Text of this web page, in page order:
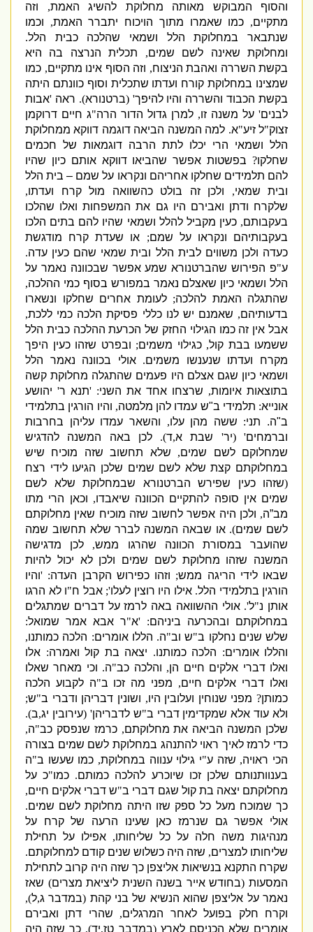
והסוף המבוקש מאותה מחלוקת להשיג האמת,וזה
מתקיים,כמו שאמרו מתוך הויכוח יתברר האמת,וכמו
שנתבאר במחלוקת הלל ושמאי שהלכה כבית הלל.
ומחלוקת שאינה לשם שמים,תכלית הנרצה בה היא
בקשת השררה ואהבת הניצוח,וזה הסוף אינו מתקיים,כמו
שמצינו במחלוקת קורח ועדתו שתכלית וסוף כוונתם היתה
בקשת הכבוד והשררה והיו להיפך' (ברטנורא).ראה'אבות
לבנים'על משנה זו ,למרן גדול הדור הרה"ג חיים דרוקמן
זצוק"ל זיע"א.למה המשנה הביאה דוגמה דווקא ממחלוקת
הלל ושמאי הרי יכלו לתת הרבה דוגמאות של חכמים
שחלקו?בפשטות אפשר שהביאו דווקא אותם כיון שהיו
להם תלמידים שחלקו אחריהם ונקראו על שמם – בית הלל
ובית שמאי,ולכן זה בולט כהשוואה מול קרח ועדתו,
שלקרח ודתן ואבירם היו גם את המשפחות ואלו שהלכו
בעקבותם,כעין מקביל להלל ושמאי שהיו להם בתים הלכו
בעקבותיהם ונקראו על שמם;או שעדת קרח מודגשת
כעדה ולכן משווים לבית הלל ובית שמאי שהם כעין עדה.
"פ הפירוש שהברטנורא שמע אפשר שבכוונה נאמר על
הלל ושמאי כיון שאצלם נאמר במפורש בסוף כמי ההלכה,
שהתגלה האמת להלכה;לעומת אחרים שחלקו ונשארו
בדעותיהם,שאמנם יש לנו כללי פסיקת הלכה כמי ללכת,
אבל אין זה כמו הגילוי החזק של הכרעת ההלכה כבית הלל
ששמעו בבת קול,כגילוי משמים;ובפרט שזהו כעין היפך
מקרח ועדתו שנענשו משמים.אולי בכוונה נאמר הלל
ושמאי כיון שגם אצלם היו פעמים שהתגלה מחלוקת קשה
בתוצאות איומות,שרצחו אחד את השני: 'תנא ר
יהושע
אונייא:תלמידי ב "ש עמדו להן מלמטה,והיו הורגין בתלמידי
ה.תני:ששה מהן עלו,והשאר עמדו עליהן בחרבות
וברמחים' ( יר'שבת א ד).לכן באה המשנה להדגיש
שמחלוקם לשם שמים,שלא תחשוב שזה מוכיח שיש
במחלוקתם קצת שלא לשם שמים שלכן הגיעו לידי רצח
שזהו כעין שפירש הברטנורא שבמחלוקת שלא לשם
שמים אין סופה להתקיים הכוונה שיאבדו,וכאן הרי מתו
מב”ה,ולכן היה אפשר לחשוב שזה מוכיח שאין מחלוקתם
לשם שמים).או שבאה המשנה לברר שלא תחשוב שמה
שהועבר במסורת הכוונה שהרגו ממש,לכן מדגישה
המשנה שזהו מחלוקת לשם שמים ולכן לא יכול להיות
שבאו לידי הריגה ממש;וזהו כפירוש הקרבן העדה: 'והיו
הורגין בתלמידי הלל.אילו היו רוצין לעלו';אבל ח "ו לא הרגו
אותן נ" ל'.אולי ההשוואה באה לרמז על דברים שמתגלים
במחלוקתם ובהכרעה ביניהם: 'א "ר אבא אמר שמואל:
שלש שנים נחלקו ב "ש וב "ה.הללו אומרים:הלכה כמותנו,
והללו אומרים:הלכה כמותנו. יצאה בת קול ואמרה:אלו
ואלו דברי אלקים חיים הן ,והלכה כב"ה.וכי מאחר שאלו
ואלו דברי אלקים חיים,מפני מה זכו ב "ה לקבוע הלכה
כמותן?מפני שנוחין ועלובין היו,ושונין דבריהן ודברי ב "ש;
ולא עוד אלא שמקדימין דברי ב "ש לדבריהן' (עירובין יג ב).
שלכן המשנה הביאה את מחלוקתם,כרמז שנפסק כב"ה,
כדי לרמז לאיך ראוי להתנהג במחלוקת לשם שמים בצורה
הכי ראויה,שזה ע "י גילוי ענווה במחלוקת,כמו שעשו ב "ה
בענוותנותם שלכן זכו שיוכרע להלכה כמותם.כמו"כ על
מחלוקתם יצאה בת קול שגם דברי ב"ש דברי אלקים חיים,
כך שמוכח מעל כל ספק שזו היתה מחלוקת לשם שמים.
אולי אפשר גם שנרמז כאן שעינו הרעה של קרח על
מנהיגות משה חלה על כל שליחותו,אפילו על תחילת
שליחותו למצרים,שזה היה כשלוש שנים קודם למחלוקתם.
שקרח התקנא בנשיאות אליצפן כך שזה היה קרוב לתחילת
המסעות(בחודש אייר בשנה השנית ליציאת מצרים)שאז
נאמר על אליצפן שהוא הנשיא של בני קהת(במדבר ג, ל),
וקרח חלק בפועל לאחר המרגלים,שהרי דתן ואבירם
אומרים שלא הכניסם לארץ(במדבר טז ,יד),כך שזה היה